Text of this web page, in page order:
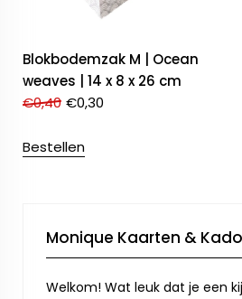
Blokbodemzak M | Ocean
weaves | 14 x 8 x 26 cm
€0,40 €0,30
Bestellen
Monique Kaarten & Kado
Welkom! Wat leuk dat je een